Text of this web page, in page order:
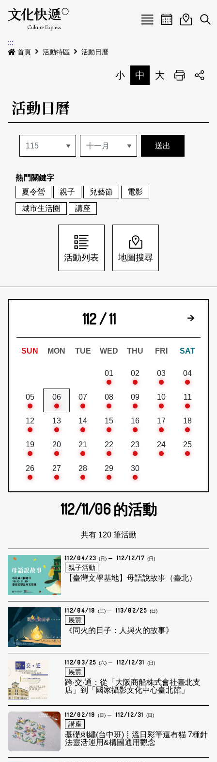
Menu
最新公告
本期專題
歷史專題
活動特區
活動列表
地圖搜尋
關於我們
關於我們
刊物索取地點
會員基本資料
刊登活動
網站導覽 English
日本語 登入/註冊
活動日曆活動地圖
展
:::
首頁
活動特區 活動日曆
小 中 大 列印
活動日曆
熱門關鍵字
夏令營
親子 兒藝節
電影
城市生活圈
講座
活動列表 地圖搜尋
112 / 11 下個月
SUN MON TUE WED THU FRI SAT
01 02 03 04
05 06 07 08 09 10 11
12 13 14 15 16 17 18
19 20 21 22 23 24 25
26 27 28 29 30
112/11/06的活動
共有 120 筆活動
112/04/23 (日) 112/12/17 (日)
親子活動
【臺灣文學基地】母語說故事（臺北）
112/04/19 (三) 113/02/25 (日)
展覽
《同火的日子：人與火的故事》
112/03/25 (六) 112/12/31 (日)
展覽
跨‧交‧通：從「大阪商船株式會社臺北支
店」到「國家攝影文化中心臺北館」
112/02/19 (日) 112/12/31 (日)
講座
基礎刺繡(台中班)┋溫日彩筆還有貓 7種針
法靈活運用&構圖通用觀念